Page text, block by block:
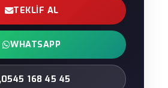
TEKLIF AL
WHATSAPP
0545 168 45 45